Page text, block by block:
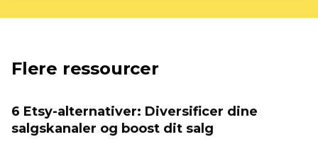
Flere ressourcer
6 Etsy-alternativer: Diversificer dine
salgskanaler og boost dit salg